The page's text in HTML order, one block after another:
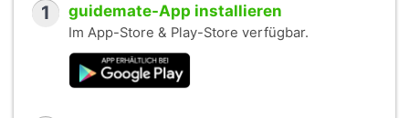
1 guidemate-App installieren
Im App-Store & Play-Store verfügbar.